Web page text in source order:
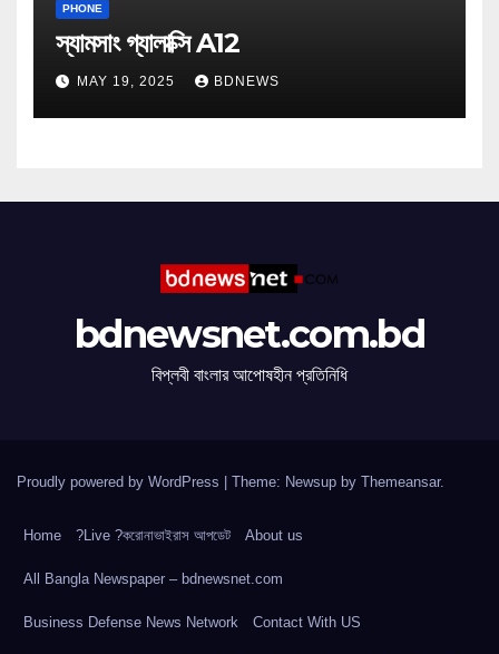
PHONE
স্যামসাং গ্যালাক্সি A12
MAY 19, 2025 BDNEWS
bdnewsnet.com.bd
বিপ্লবী বাংলার আপোষহীন প্রতিনিধি
Proudly powered by WordPress Theme: Newsup by Themeansar.
Home ?Live ?করোনাভাইরাস আপডেট About us
All Bangla Newspaper – bdnewsnet.com
Business Defense News Network Contact With US